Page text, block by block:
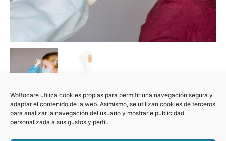
Wottocare utiliza cookies propias para permitir una navegación segura y
adaptar el contenido de la web. Asimismo, se utilizan cookies de terceros
para analizar la navegación del usuario y mostrarle publicidad
personalizada a sus gustos y perfil.Termómetro Infrarrojo Care